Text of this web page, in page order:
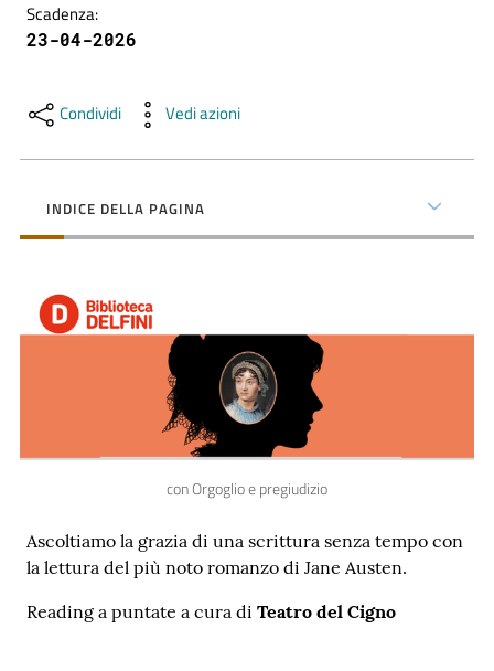
SCOPRI
servizi
alle
attività
UTILIZZA
Novità
e
consigli
Scadenza:
23-04-2026
Condividi Vedi azioni
INDICE DELLA PAGINA
con Orgoglio e pregiudizio
Ascoltiamo la grazia di una scrittura senza tempo con
la lettura del più noto romanzo di Jane Austen.
Reading a puntate a cura di Teatro del Cigno